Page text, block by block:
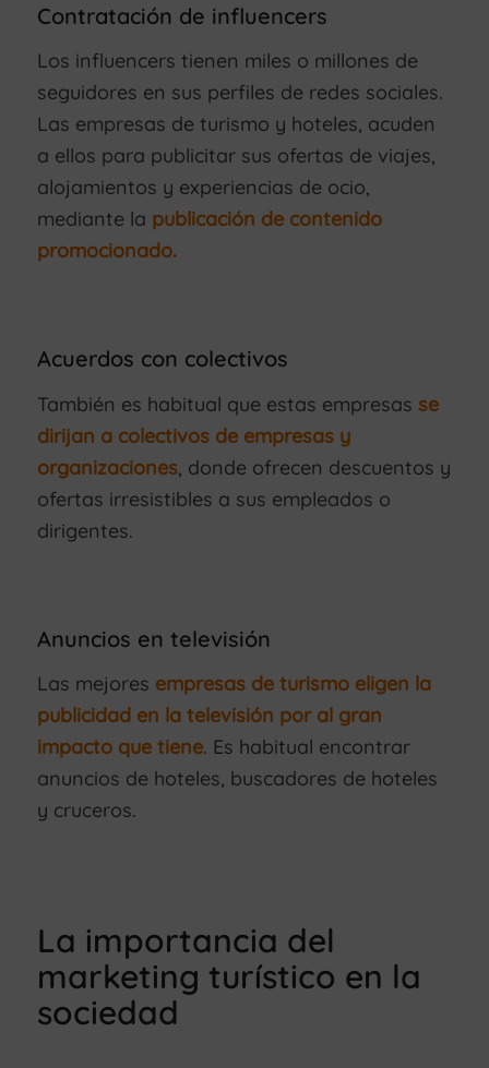
Contratación de influencers
Los influencers tienen miles o millones de
seguidores en sus perfiles de redes sociales.
Las empresas de turismo y hoteles, acuden
a ellos para publicitar sus ofertas de viajes,
alojamientos y experiencias de ocio,
mediante la publicación de contenido
promocionado.
Acuerdos con colectivos
También es habitual que estas empresas se
dirijan a colectivos de empresas y
organizaciones, donde ofrecen descuentos y
ofertas irresistibles a sus empleados o
dirigentes.
Anuncios en televisión
Las mejores empresas de turismo eligen la
publicidad en la televisión por al gran
impacto que tiene. Es habitual encontrar
anuncios de hoteles, buscadores de hoteles
y cruceros.
La importancia del
marketing turístico en la
sociedad